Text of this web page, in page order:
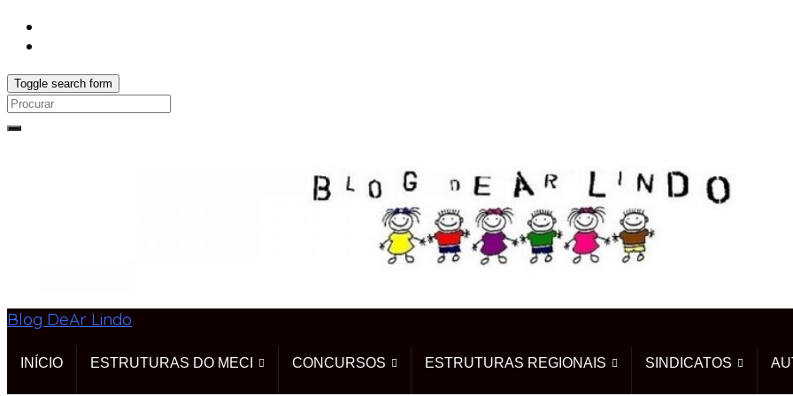
Toggle search form
Search
Blog DeAr Lindo
INÍCIO ESTRUTURAS DO MECI CONCURSOS ESTRUTURAS REGIONAIS SINDICATOS